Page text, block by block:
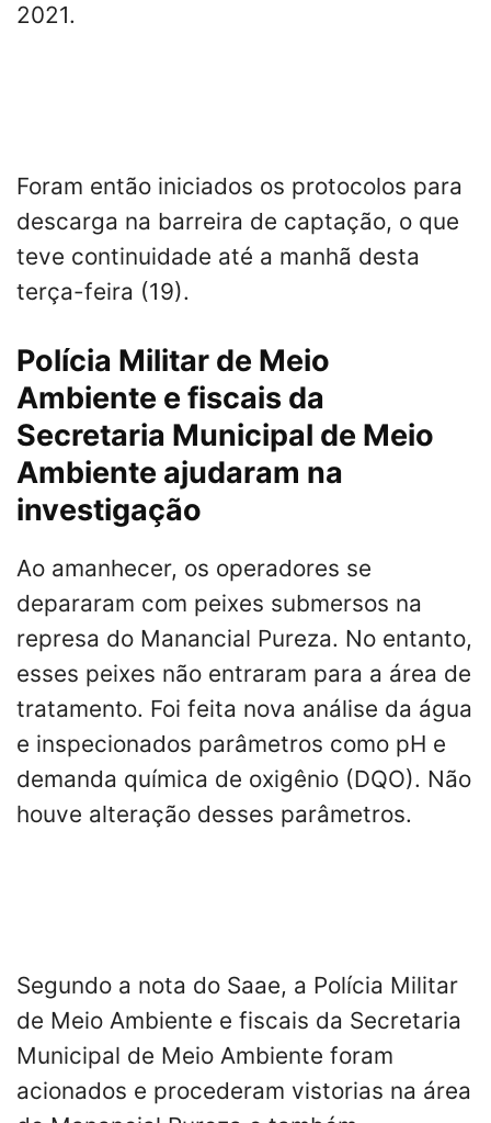
2021.
Foram então iniciados os protocolos para
descarga na barreira de captação, o que
teve continuidade até a manhã desta
terça-feira (19).
Polícia Militar de Meio
Ambiente e fiscais da
Secretaria Municipal de Meio
Ambiente ajudaram na
investigação
Ao amanhecer, os operadores se
depararam com peixes submersos na
represa do Manancial Pureza. No entanto,
esses peixes não entraram para a área de
tratamento. Foi feita nova análise da água
e inspecionados parâmetros como pH e
demanda química de oxigênio (DQO). Não
houve alteração desses parâmetros.
Segundo a nota do Saae, a Polícia Militar
de Meio Ambiente e fiscais da Secretaria
Municipal de Meio Ambiente foram
acionados e procederam vistorias na área